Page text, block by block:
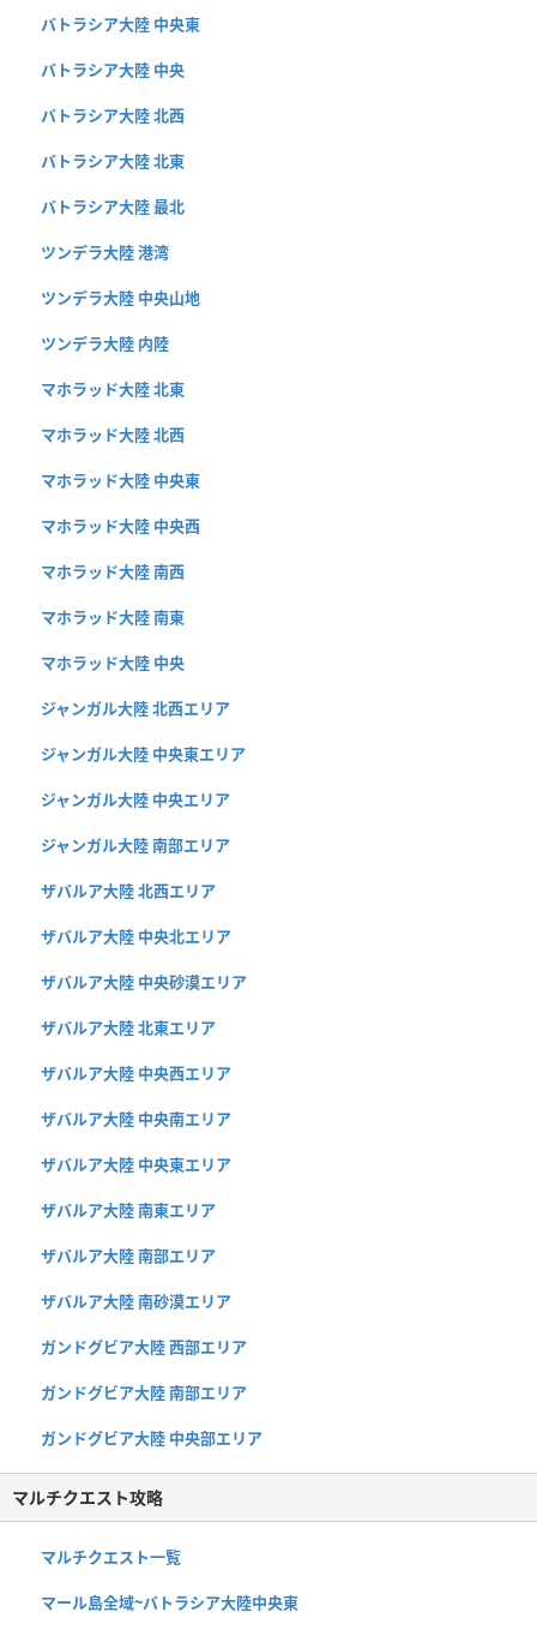
バトラシア大陸 中央東
バトラシア大陸 中央
バトラシア大陸 北西
バトラシア大陸 北東
バトラシア大陸 最北
ツンデラ大陸 港湾
ツンデラ大陸 中央山地
ツンデラ大陸 内陸
マホラッド大陸 北東
マホラッド大陸 北西
マホラッド大陸 中央東
マホラッド大陸 中央西
マホラッド大陸 南西
マホラッド大陸 南東
マホラッド大陸 中央
ジャンガル大陸 北西エリア
ジャンガル大陸 中央東エリア
ジャンガル大陸 中央エリア
ジャンガル大陸 南部エリア
ザバルア大陸 北西エリア
ザバルア大陸 中央北エリア
ザバルア大陸 中央砂漠エリア
ザバルア大陸 北東エリア
ザバルア大陸 中央西エリア
ザバルア大陸 中央南エリア
ザバルア大陸 中央東エリア
ザバルア大陸 南東エリア
ザバルア大陸 南部エリア
ザバルア大陸 南砂漠エリア
ガンドグビア大陸 西部エリア
ガンドグビア大陸 南部エリア
ガンドグビア大陸 中央部エリア
マルチクエスト攻略
マルチクエスト一覧
マール島全域~バトラシア大陸中央東